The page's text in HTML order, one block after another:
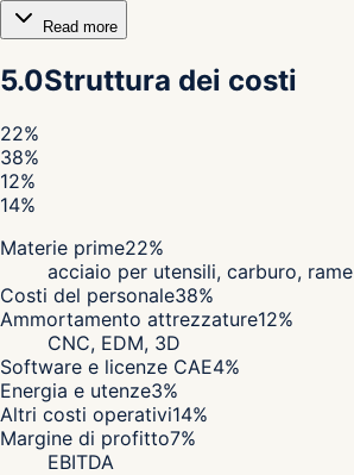
Read more
5.0Struttura dei costi
22%
38%
12%
14%
Materie prime22%
acciaio per utensili, carburo, rame
Costi del personale38%
Ammortamento attrezzature12%
CNC, EDM, 3D
Software e licenze CAE4%
Energia e utenze3%
Altri costi operativi14%
Margine di profitto7%
EBITDA